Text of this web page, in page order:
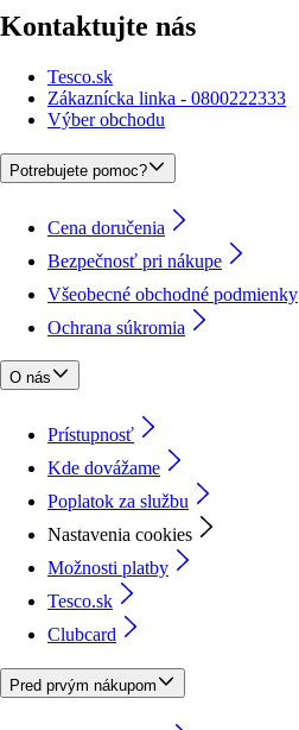
Kontaktujte nás
Tesco.sk
Zákaznícka linka - 0800222333
Výber obchodu
Potrebujete pomoc?
Cena doručenia
Bezpečnosť pri nákupe
Všeobecné obchodné podmienky
Ochrana súkromia
O nás
Prístupnosť
Kde dovážame
Poplatok za službu
Nastavenia cookies
Možnosti platby
Tesco.sk
Clubcard
Pred prvým nákupom